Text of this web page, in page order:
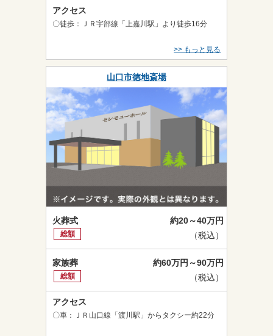
アクセス
〇徒歩：ＪＲ宇部線「上嘉川駅」より徒歩16分
>> もっと見る
山口市徳地斎場
火葬式
総額
約20～40万円
（税込）
家族葬
総額
約60万円～90万円
（税込）
アクセス
〇車：ＪＲ山口線「渡川駅」からタクシー約22分